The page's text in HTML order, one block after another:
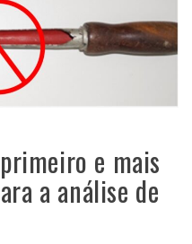
e mais
a análise de